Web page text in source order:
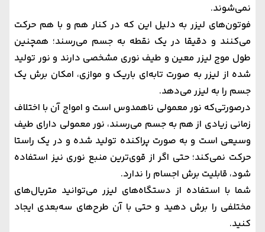
نمی‌شوند.
فوتون‌های لیزر به دلیل این که در کنار هم و با هم حرکت
می‌کنند و دقیقا در یک نقطه به جسم می‌رسند؛ همچنین
طول موج لیزر معین و طیف نوری مشخصی دارند و نور تولید
شده از لیزر به صورت تابه‌ای باریک و موازی، امکان برش یک
جسم را به لیزر می‌دهد.
درصورتی‌که نور معمولی ناهمدوس است و امواج آن با اختلاف
زمانی زیادی از هم به جسم می‌رسند، نور معمولی دارای طیف
وسیعی است و به صورت پراکنده تولید شده و در یک راستا
حرکت نمی‌کند؛ حتی اگر از قوی‌ترین منبع نوری نیز استفاده
شود، قابلیت برش اجسام را ندارد.
شما با استفاده از دستگاه‌های لیزر می‌توانید متریال‌های
مختلفی را برش دهید و حتی با آن طرح‌های سه‌بعدی ایجاد
کنید.